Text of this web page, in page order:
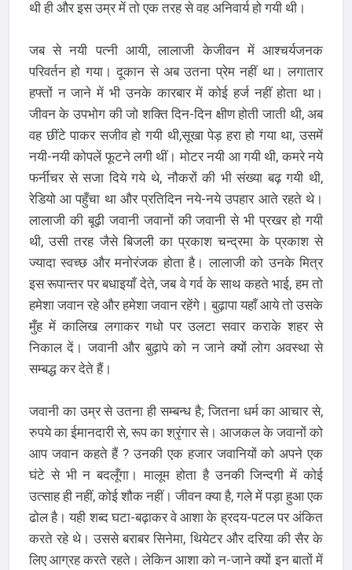
थी ही और इस उम्र में तो एक तरह से वह अनिवार्य हो गयी थी।
जब से नयी पत्नी आयी, लालाजी केजीवन में आश्चर्यजनक
परिवर्तन हो गया। दूकान से अब उतना प्रेम नहीं था। लगातार
हफ्तों न जाने में भी उनके कारबार में कोई हर्ज नहीं होता था।
जीवन के उपभोग की जो शक्ति दिन-दिन क्षीण होती जाती थी, अब
वह छींटे पाकर सजीव हो गयी थी,सूखा पेड़ हरा हो गया था, उसमें
नयी-नयी कोपलें फूटने लगी थीं। मोटर नयी आ गयी थी, कमरे नये
फर्नीचर से सजा दिये गये थे, नौकरों की भी संख्या बढ़ गयी थी,
रेडियो आ पहुँचा था और प्रतिदिन नये-नये उपहार आते रहते थे।
लालाजी की बूढ़ी जवानी जवानों की जवानी से भी प्रखर हो गयी
थी, उसी तरह जैसे बिजली का प्रकाश चन्द्रमा के प्रकाश से
ज्यादा स्वच्छ और मनोरंजक होता है। लालाजी को उनके मित्र
इस रूपान्तर पर बधाइयाँ देते, जब वे गर्व के साथ कहते भाई, हम तो
हमेशा जवान रहे और हमेशा जवान रहेंगे। बुढ़ापा यहाँ आये तो उसके
मुँह में कालिख लगाकर गधो पर उलटा सवार कराके शहर से
निकाल दें। जवानी और बुढ़ापे को न जाने क्यों लोग अवस्था से
सम्बद्ध कर देते हैं।
जवानी का उम्र से उतना ही सम्बन्ध है; जितना धर्म का आचार से,
रुपये का ईमानदारी से, रूप का श्रृंगार से। आजकल के जवानों को
आप जवान कहते हैं ? उनकी एक हजार जवानियों को अपने एक
घंटे से भी न बदलूँगा। मालूम होता है उनकी जिन्दगी में कोई
उत्साह ही नहीं, कोई शौक नहीं। जीवन क्या है, गले में पड़ा हुआ एक
ढोल है। यही शब्द घटा-बढ़ाकर वे आशा के ह्रदय-पटल पर अंकित
करते रहे थे। उससे बराबर सिनेमा, थियेटर और दरिया की सैर के
लिए आग्रह करते रहते। लेकिन आशा को न-जाने क्यों इन बातों में